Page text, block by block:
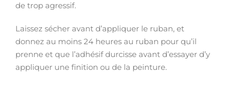
de trop agressif.
Laissez sécher avant d’appliquer le ruban, et
donnez au moins 24 heures au ruban pour qu’il
prenne et que l’adhésif durcisse avant d’essayer d’y
appliquer une finition ou de la peinture.